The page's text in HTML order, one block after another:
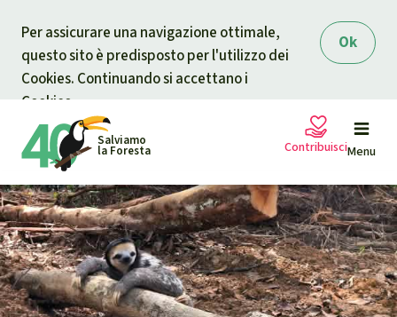
Ok
Per assicurare una navigazione ottimale,
questo sito è predisposto per l'utilizzo dei
Cookies. Continuando si accettano i
Cookies.
Salviamo
la Foresta Menu
Petizioni
Progetti
Contribuisci
La tua donazione aiuta
Sostieni Salviamo la Foresta